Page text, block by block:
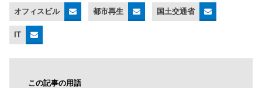
オフィスビル 都市再生 国土交通省
IT
この記事の用語